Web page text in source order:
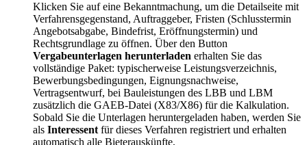
Klicken Sie auf eine Bekanntmachung, um die Detailseite mit
Verfahrensgegenstand, Auftraggeber, Fristen (Schlusstermin
Angebotsabgabe, Bindefrist, Eröffnungstermin) und
Rechtsgrundlage zu öffnen. Über den Button
Vergabeunterlagen herunterladen erhalten Sie das
vollständige Paket: typischerweise Leistungsverzeichnis,
Bewerbungsbedingungen, Eignungsnachweise,
Vertragsentwurf, bei Bauleistungen des LBB und LBM
zusätzlich die GAEB-Datei (X83/X86) für die Kalkulation.
Sobald Sie die Unterlagen heruntergeladen haben, werden Sie
als Interessent für dieses Verfahren registriert und erhalten
automatisch alle Bieterauskünfte,